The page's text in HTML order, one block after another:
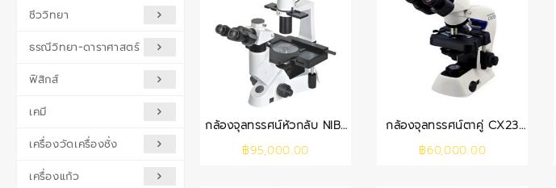
ชีววิทยา
ธรณีวิทยา-ดาราศาสตร์
ฟิสิกส์
เคมี
เครื่องวัดเครื่องชั่ง
เครื่องแก้ว
กล้องจุลทรรศน์หัวกลับ NIB-
100
฿95,000.00
กล้องจุลทรรศน์ตาคู่ CX23
(OLYMPUS)
฿60,000.00